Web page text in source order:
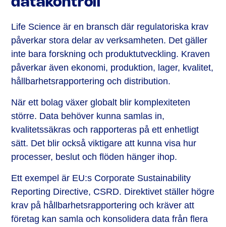
datakontroll
Life Science är en bransch där regulatoriska krav
påverkar stora delar av verksamheten. Det gäller
inte bara forskning och produktutveckling. Kraven
påverkar även ekonomi, produktion, lager, kvalitet,
hållbarhetsrapportering och distribution.
När ett bolag växer globalt blir komplexiteten
större. Data behöver kunna samlas in,
kvalitetssäkras och rapporteras på ett enhetligt
sätt. Det blir också viktigare att kunna visa hur
processer, beslut och flöden hänger ihop.
Ett exempel är EU:s Corporate Sustainability
Reporting Directive, CSRD. Direktivet ställer högre
krav på hållbarhetsrapportering och kräver att
företag kan samla och konsolidera data från flera